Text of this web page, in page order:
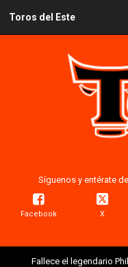
Toros del Este
Síguenos y entérate
Facebook X
Fallece el legendario